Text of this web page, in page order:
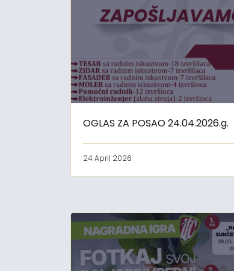
OGLAS ZA POSAO 24.04.2026.g.
24 April 2026